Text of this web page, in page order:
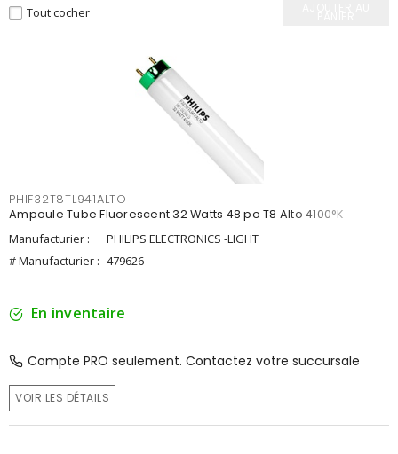
Tout cocher
PHIF32T8TL941ALTO
Ampoule Tube Fluorescent 32 Watts 48 po T8 Alto 4100°K
Manufacturier :
PHILIPS ELECTRONICS -LIGHT
# Manufacturier : 479626
En inventaire
Compte PRO seulement. Contactez votre succursale
VOIR LES DÉTAILS